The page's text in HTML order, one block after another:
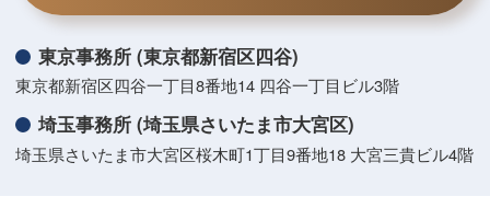
東京事務所 (東京都新宿区四谷)
東京都新宿区四谷一丁目8番地14 四谷一丁目ビル3階
埼玉事務所 (埼玉県さいたま市大宮区)
埼玉県さいたま市大宮区桜木町1丁目9番地18 大宮三貴ビル4階